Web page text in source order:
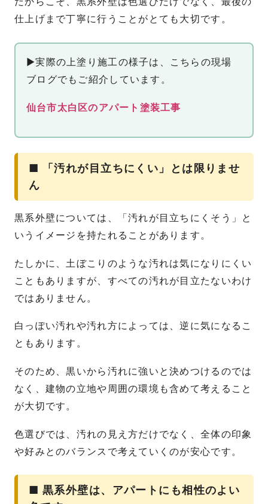
仕上げまで丁寧に行うことがとても大切です。
▶実際の上塗り施工の様子は、こちらの現場
ブログでもご紹介しています。
仙台市太白区のアパート塗装工事
■ 「汚れが目立ちにくい」とは限りませ
ん
黒系外壁については、「汚れが目立ちにくそう」と
いうイメージを持たれることがあります。
たしかに、土ぼこりのような汚れは気になりにくい
こともありますが、すべての汚れが目立たないわけ
ではありません。
白っぽい汚れや汚れ方によっては、逆に気になるこ
ともあります。
そのため、黒いから汚れに強いと決めつけるのでは
なく、建物の立地や周囲の環境も含めて考えること
が大切です。
色選びでは、汚れの見え方だけでなく、全体の印象
や好みとのバランスで考えていくのが安心です。
■ 黒系外壁は、アパートにも相性のよい